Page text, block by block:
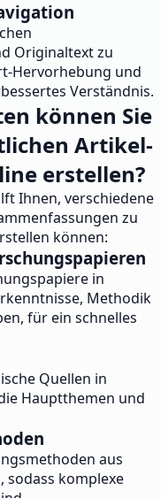
Originaltext zu
Hervorhebung und
Verständnis.
können Sie
Artikel-
erstellen?
Ihnen, verschiedene
zu
können:
in
Methodik
für ein schnelles
Quellen in
Hauptthemen und
aus
sodass komplexe